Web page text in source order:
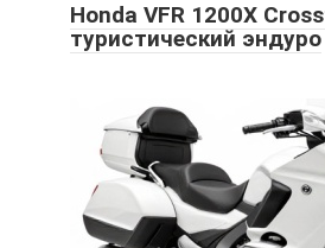
Honda VFR 1200X
туристический эндуро